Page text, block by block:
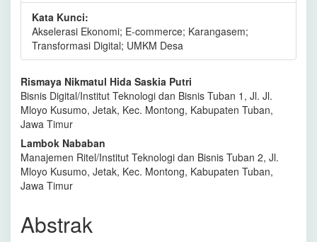
Kata Kunci:
Akselerasi Ekonomi; E-commerce; Karangasem;
Transformasi Digital; UMKM Desa
Isi
Artikel
Utama
Rismaya Nikmatul Hida Saskia Putri
Bisnis Digital/Institut Teknologi dan Bisnis Tuban 1, Jl. Jl.
Mloyo Kusumo, Jetak, Kec. Montong, Kabupaten Tuban,
Jawa Timur
Lambok Nababan
Manajemen Ritel/Institut Teknologi dan Bisnis Tuban 2, Jl.
Mloyo Kusumo, Jetak, Kec. Montong, Kabupaten Tuban,
Jawa Timur
Abstrak